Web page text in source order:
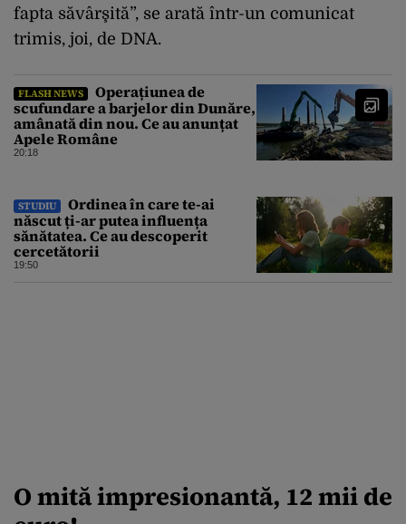
fapta săvârşită”, se arată într-un comunicat
trimis, joi, de DNA.
FLASH NEWS
Operațiunea de
scufundare a barjelor din Dunăre,
amânată din nou. Ce au anunțat
Apele Române
20:18
STUDIU
Ordinea în care te-ai
născut ți-ar putea influența
sănătatea. Ce au descoperit
cercetătorii
19:50
O mită impresionantă, 12 mii de